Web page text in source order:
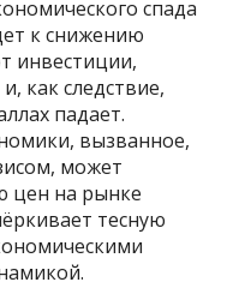
спада
к снижению
инвестиции,
как следствие,
падает.
вызванное,
может
цен на рынке
тесную